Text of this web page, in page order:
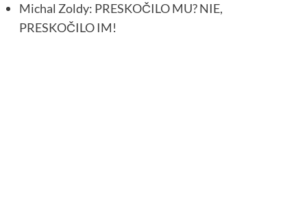
Michal Zoldy: PRESKOČILO MU? NIE,
PRESKOČILO IM!